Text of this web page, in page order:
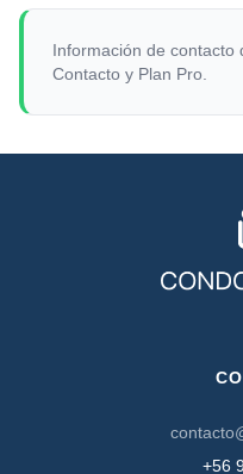
Información de contacto
Contacto y Plan Pro.
+56